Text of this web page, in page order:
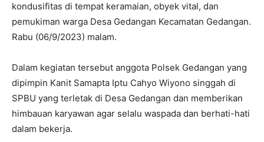
kondusifitas di tempat keramaian, obyek vital, dan
pemukiman warga Desa Gedangan Kecamatan Gedangan.
Rabu (06/9/2023) malam.
Dalam kegiatan tersebut anggota Polsek Gedangan yang
dipimpin Kanit Samapta Iptu Cahyo Wiyono singgah di
SPBU yang terletak di Desa Gedangan dan memberikan
himbauan karyawan agar selalu waspada dan berhati-hati
dalam bekerja.